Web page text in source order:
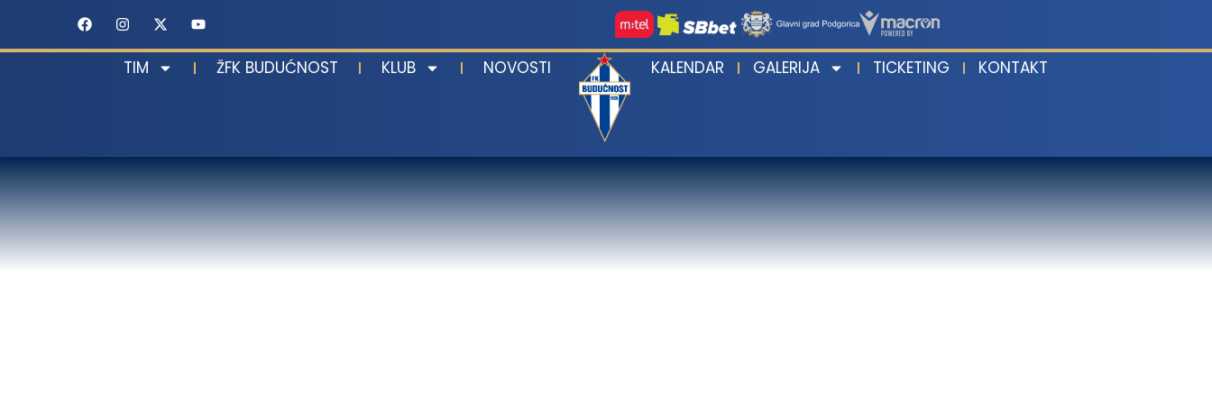
TIM ŽFK BUDUĆNOST KLUB NOVOSTI KALENDAR GALERIJA TICKETING KONTAKT